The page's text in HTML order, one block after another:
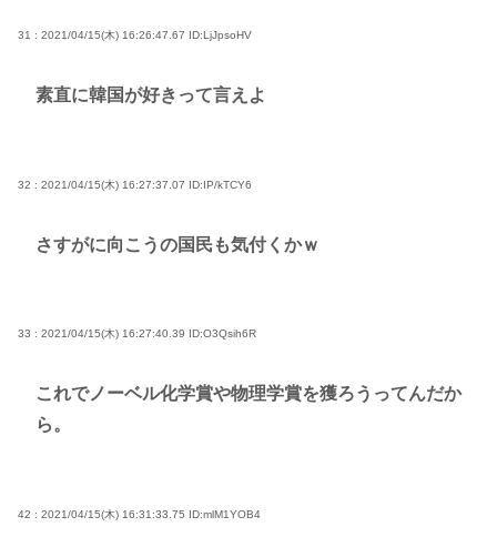
31 : 2021/04/15(木) 16:26:47.67 ID:LjJpsoHV
素直に韓国が好きって言えよ
32 : 2021/04/15(木) 16:27:37.07 ID:IP/kTCY6
さすがに向こうの国民も気付くかｗ
33 : 2021/04/15(木) 16:27:40.39 ID:O3Qsih6R
これでノーベル化学賞や物理学賞を獲ろうってんだか
ら。
42 : 2021/04/15(木) 16:31:33.75 ID:mlM1YOB4